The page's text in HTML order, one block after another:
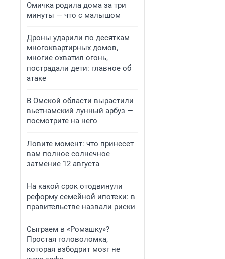
Омичка родила дома за три
минуты — что с малышом
Дроны ударили по десяткам
многоквартирных домов,
многие охватил огонь,
пострадали дети: главное об
атаке
В Омской области вырастили
вьетнамский лунный арбуз —
посмотрите на него
Ловите момент: что принесет
вам полное солнечное
затмение 12 августа
На какой срок отодвинули
реформу семейной ипотеки: в
правительстве назвали риски
Сыграем в «Ромашку»?
Простая головоломка,
которая взбодрит мозг не